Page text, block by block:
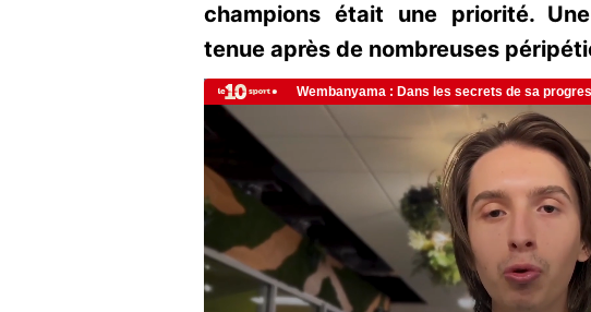
champions était une priorité.
tenue après de nombreuses